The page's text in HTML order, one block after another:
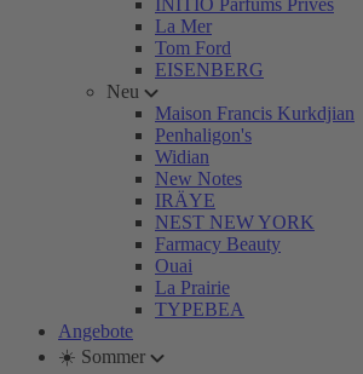
INITIO Parfums Privés
La Mer
Tom Ford
EISENBERG
Neu
Maison Francis Kurkdjian
Penhaligon's
Widian
New Notes
IRÄYE
NEST NEW YORK
Farmacy Beauty
Ouai
La Prairie
TYPEBEA
Angebote
☀️ Sommer